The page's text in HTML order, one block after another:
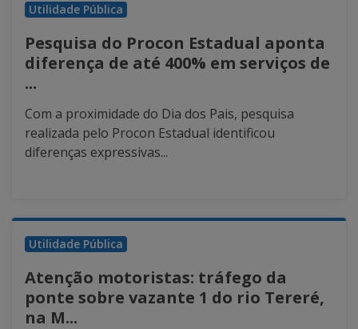
Utilidade Pública
Pesquisa do Procon Estadual aponta
diferença de até 400% em serviços de
...
Com a proximidade do Dia dos Pais, pesquisa
realizada pelo Procon Estadual identificou
diferenças expressivas...
Utilidade Pública
Atenção motoristas: tráfego da
ponte sobre vazante 1 do rio Tereré,
na M...